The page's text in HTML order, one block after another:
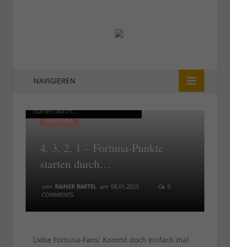
NAVIGIEREN
starten durch...
FORTUNA
4, 3, 2, 1 – Fortuna-Punkte
starten durch…
von RAINER BARTEL am 08.01.2023
0
COMMENTS
starten durch...
Liebe Fortuna-Fans: Kommt doch einfach mal